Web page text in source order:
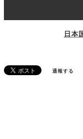
日本
通報する